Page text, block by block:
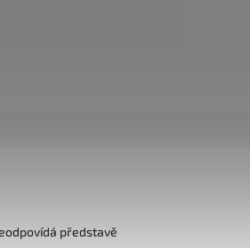
představě